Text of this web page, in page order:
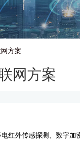
方案
网方案
红外传感探测、数字加